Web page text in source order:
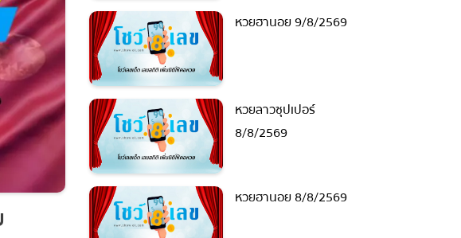
หวยฮานอย 9/8/2569
หวยลาวซุปเปอร์
8/8/2569
หวยฮานอย 8/8/2569